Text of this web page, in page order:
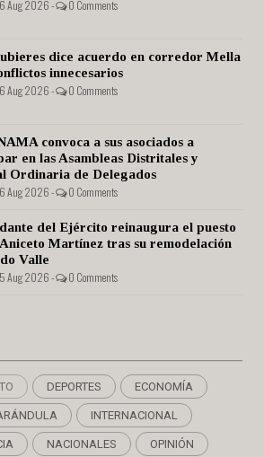
Aug 2026 - 0 Comments
dice acuerdo en corredor Mella
innecesarios
Aug 2026 - 0 Comments
convoca a sus asociados a
en las Asambleas Distritales y
Ordinaria de Delegados
Aug 2026 - 0 Comments
del Ejército reinaugura el puesto
Martínez tras su remodelación
Valle
Aug 2026 - 0 Comments
DEPORTES ECONOMÍA
INTERNACIONAL
NACIONALES OPINIÓN